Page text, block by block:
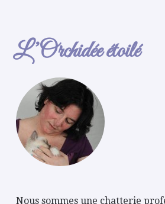
L’Orchidée étoilé
Nous sommes une chatterie